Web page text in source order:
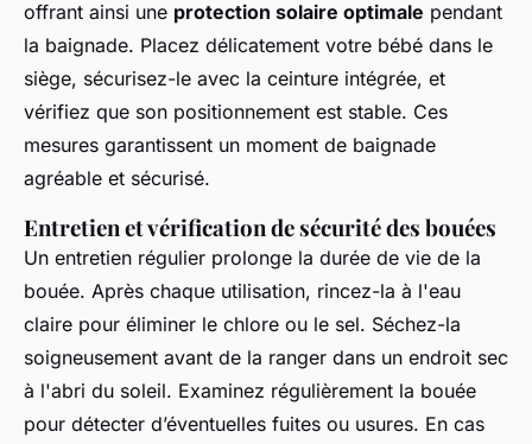
offrant ainsi une protection solaire optimale pendant
la baignade. Placez délicatement votre bébé dans le
siège, sécurisez-le avec la ceinture intégrée, et
vérifiez que son positionnement est stable. Ces
mesures garantissent un moment de baignade
agréable et sécurisé.
Entretien et vérification de sécurité des bouées
Un entretien régulier prolonge la durée de vie de la
bouée. Après chaque utilisation, rincez-la à l'eau
claire pour éliminer le chlore ou le sel. Séchez-la
soigneusement avant de la ranger dans un endroit sec
à l'abri du soleil. Examinez régulièrement la bouée
pour détecter d’éventuelles fuites ou usures. En cas